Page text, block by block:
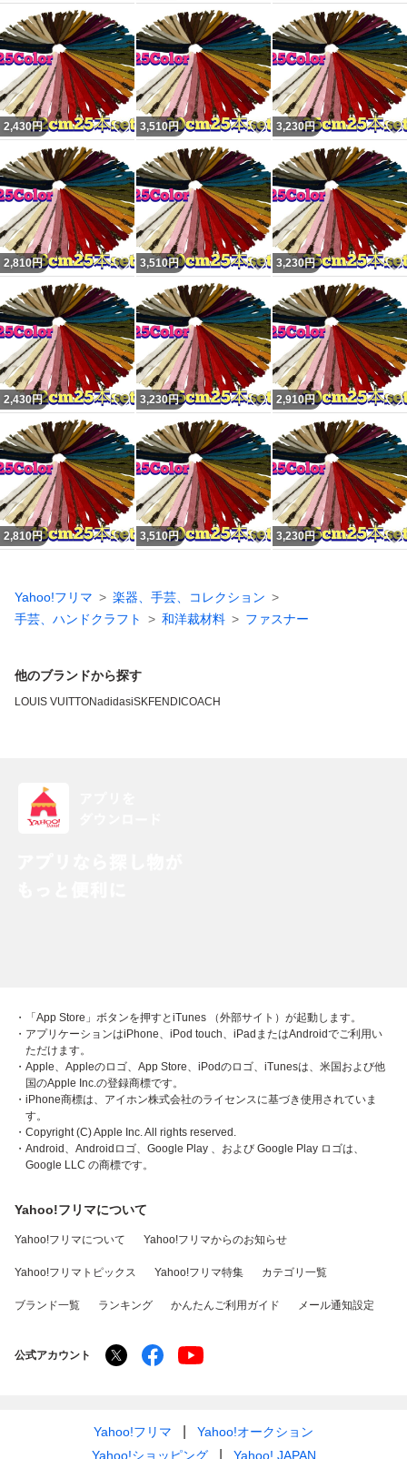
2,430円 いいね！
3,510円 いいね！
3,230円
2,810円 いいね！
3,510円 いいね！
3,230円
2,430円 いいね！
3,230円 いいね！
2,910円
2,810円 いいね！
3,510円 いいね！
3,230円
Yahoo!フリマ
楽器、手芸、コレクション
手芸、ハンドクラフト
和洋裁材料 ファスナー
他のブランドから探す
LOUIS VUITTONadidasiSKFENDI COACH
・「App Store」ボタンを押すとiTunes （外部サイト）が起動します。
・アプリケーションはiPhone、iPod touch、iPadまたはAndroidでご利用い
ただけます。
・Apple、Appleのロゴ、App Store、iPodのロゴ、iTunesは、米国および他
国のApple Inc.の登録商標です。
・iPhone商標は、アイホン株式会社のライセンスに基づき使用されていま
す。
・Copyright (C) Apple Inc. All rights reserved.
・Android、Androidロゴ、Google Play 、および Google Play ロゴは、
Google LLC の商標です。
Yahoo!フリマについて
Yahoo!フリマについて Yahoo!フリマからのお知らせ
Yahoo!フリマトピックス Yahoo!フリマ特集 カテゴリ一覧
ブランド一覧 ランキング かんたんご利用ガイド メール通知設定
公式アカウント
Yahoo!フリマ
Yahoo!オークション
Yahoo!ショッピング
Yahoo! JAPAN